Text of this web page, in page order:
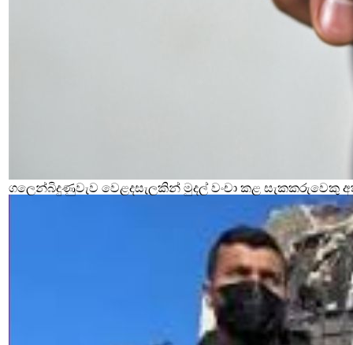
ගලෙන්බිදුණුවැව වෙළදසැලකින් මුදල් වංචා කළ සැකකරුවෙකු